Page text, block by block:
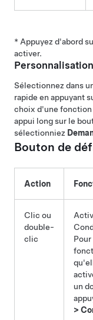
* Appuyez d'abord
activer.
Sélectionnez dans
rapide en appuyant
choix d'une
appui long sur le
sélectionniez
Bouton de
Action
Clic ou
double-
clic
un
>